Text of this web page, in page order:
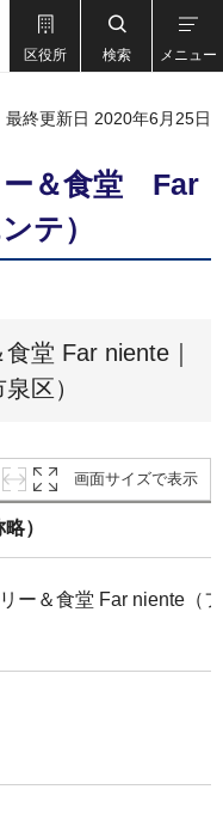
区役所 検索 メニュー
最終更新日 2020年6月25日
ー＆食堂 Far
テ）
堂 Far niente｜
区）
画面サイズで表示
）
ー＆食堂 Far niente（